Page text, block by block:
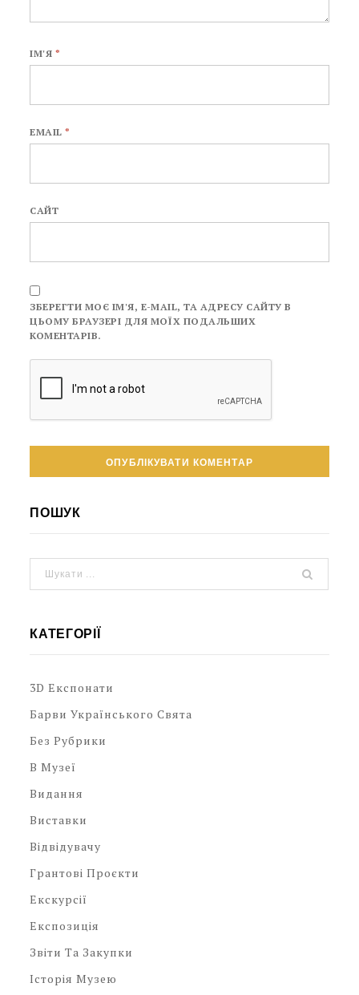
ІМ'Я *
EMAIL*
САЙТ
ЗБЕРЕГТИ МОЄ ІМ'Я, E-MAIL, ТА АДРЕСУ САЙТУ В
ЦЬОМУ БРАУЗЕРІ ДЛЯ МОЇХ ПОДАЛЬШИХ
КОМЕНТАРІВ.
ПОШУК
КАТЕГОРІЇ
3D Експонати
Барви Українського Свята
Без Рубрики
В Музеї
Видання
Виставки
Відвідувачу
Грантові Проєкти
Екскурсії
Експозиція
Звіти Та Закупки
Історія Музею